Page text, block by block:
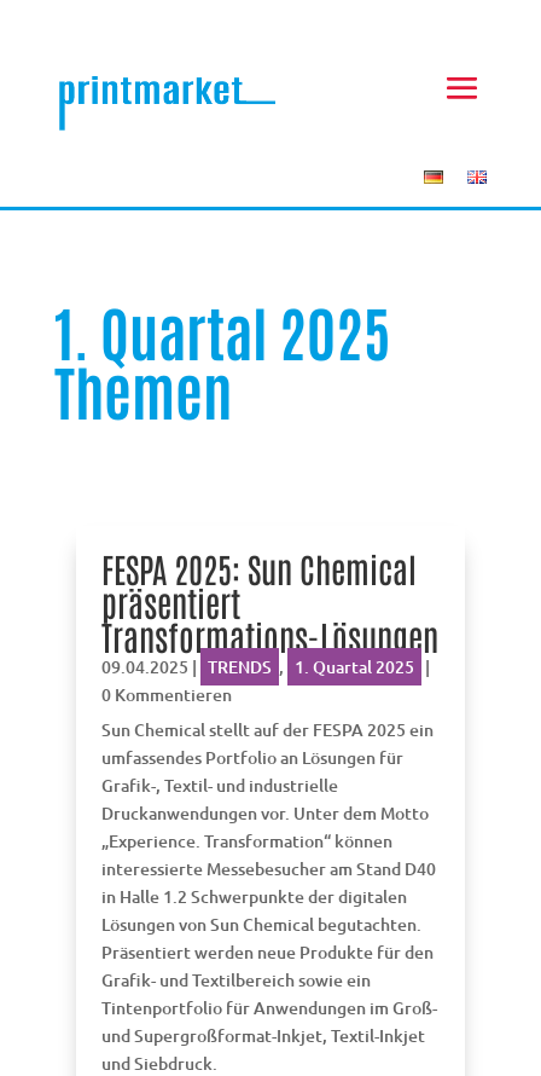
1. Quartal 2025
Themen
FESPA 2025: Sun Chemical
präsentiert
Transformations-Lösungen
09.04.2025 | TRENDS , 1. Quartal 2025 |
0 Kommentieren
Sun Chemical stellt auf der FESPA 2025 ein
umfassendes Portfolio an Lösungen für
Grafik-, Textil- und industrielle
Druckanwendungen vor. Unter dem Motto
„Experience. Transformation“ können
interessierte Messebesucher am Stand D40
in Halle 1.2 Schwerpunkte der digitalen
Lösungen von Sun Chemical begutachten.
Präsentiert werden neue Produkte für den
Grafik- und Textilbereich sowie ein
Tintenportfolio für Anwendungen im Groß-
und Supergroßformat-Inkjet, Textil-Inkjet
und Siebdruck.